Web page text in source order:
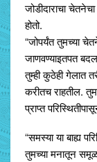
जोडीदाराचा
होतो.
“जोपर्यंत तुमच्या
जाणवण्याइतपत बदल
तुम्ही कुठेही गेलात
करीतच राहतील.
प्राप्त
“समस्या या बाह्य
तुमच्या मनातून